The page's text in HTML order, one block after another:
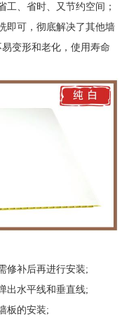
工、省时、又节约空间；
即可，彻底解决了其他墙
变形和老化，使用寿命
修补后再进行安装;
出水平线和垂直线;
板的安装;